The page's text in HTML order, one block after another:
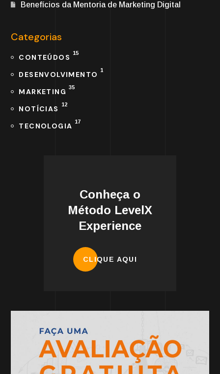
Benefícios da Mentoria de Marketing Digital
Categorias
CONTEÚDOS 15
DESENVOLVIMENTO 1
MARKETING 35
NOTÍCIAS 12
TECNOLOGIA 17
Conheça o
Método LevelX
Experience
CLIQUE AQUI